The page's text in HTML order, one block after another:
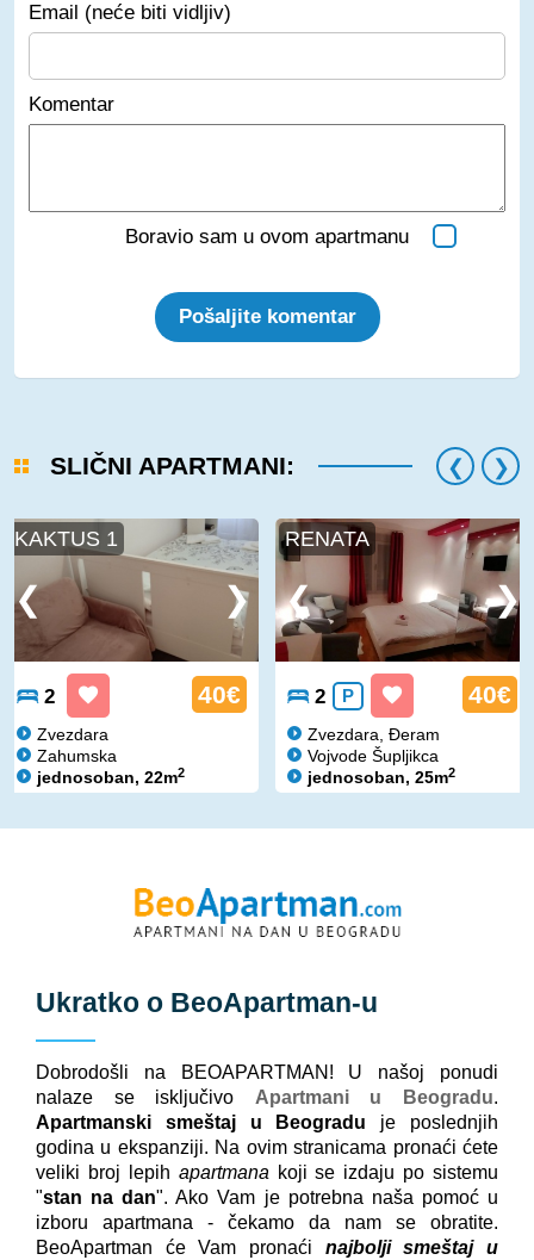
Email (neće biti vidljiv)
Komentar
Boravio sam u ovom apartmanu
Pošaljite komentar
SLIČNI APARTMANI:
KAKTUS 1
2 40€
Zvezdara
Zahumska
jednosoban, 22m2
RENATA
2 P 40€
Zvezdara, Đeram
Vojvode Šupljikca
jednosoban, 25m2
Ukratko o BeoApartman-u
Dobrodošli na BEOAPARTMAN! U našoj ponudi
nalaze se isključivo Apartmani u Beogradu.
Apartmanski smeštaj u Beogradu je poslednjih
godina u ekspanziji. Na ovim stranicama pronaći ćete
veliki broj lepih apartmana koji se izdaju po sistemu
"stan na dan". Ako Vam je potrebna naša pomoć u
izboru apartmana - čekamo da nam se obratite.
BeoApartman će Vam pronaći najbolji smeštaj u